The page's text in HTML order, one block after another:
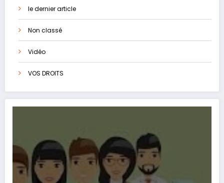
le dernier article
Non classé
Vidéo
VOS DROITS